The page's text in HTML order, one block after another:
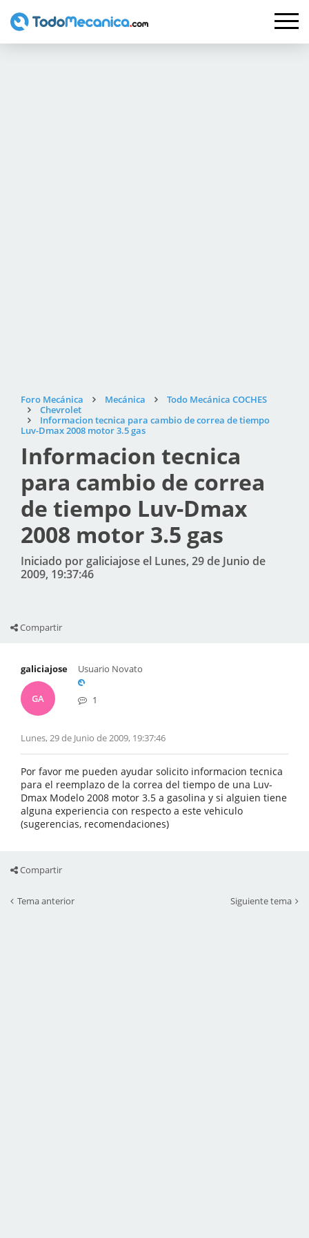
Foro Mecánica Mecánica
Todo Mecánica COCHES
Chevrolet
Informacion tecnica para cambio de correa de tiempo
Luv-Dmax 2008 motor 3.5 gas
Informacion tecnica
para cambio de correa
de tiempo Luv-Dmax
2008 motor 3.5 gas
Iniciado por galiciajose el Lunes, 29 de Junio de
2009, 19:37:46
Compartir
galiciajose
GA
Usuario Novato
1
Lunes, 29 de Junio de 2009, 19:37:46
Por favor me pueden ayudar solicito informacion tecnica
para el reemplazo de la correa del tiempo de una Luv-
Dmax Modelo 2008 motor 3.5 a gasolina y si alguien tiene
alguna experiencia con respecto a este vehiculo
(sugerencias, recomendaciones)
Compartir
Tema anterior Siguiente tema